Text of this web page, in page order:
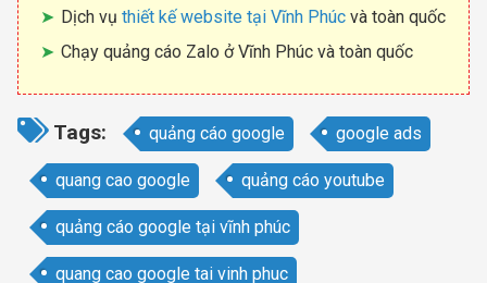
Dịch vụ thiết kế website tại Vĩnh Phúc và toàn quốc
Chạy quảng cáo Zalo ở Vĩnh Phúc và toàn quốc
Tags: quảng cáo google google ads
quang cao google quảng cáo youtube
quảng cáo google tại vĩnh phúc
quang cao google tai vinh phuc